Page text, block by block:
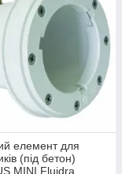
елемент для
(під бетон)
MINI Fluidra